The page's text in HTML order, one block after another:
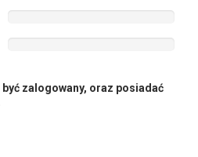
zalogowany, oraz posiadać